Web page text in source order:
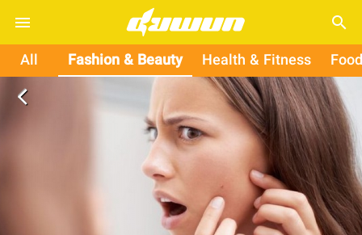
search
All Fashion & Beauty Health & Fitness
arrow_back_ios